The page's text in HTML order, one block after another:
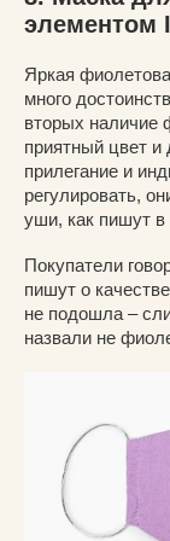
элементом
Яркая
много
вторых наличие
приятный цвет и
прилегание и
регулировать,
уши, как пишут в
Покупатели
пишут о
не подошла –
назвали не